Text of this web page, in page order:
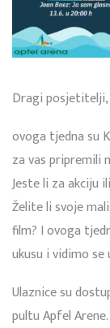
Dragi posjetitelji,
ovoga tjedna su
za vas pripremili
Jeste li za akciju
Želite li svoje
film? I ovoga
ukusu i vidimo se
Ulaznice su
pultu Apfel Arene.